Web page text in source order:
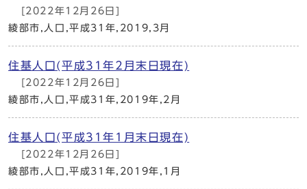
[2022年12月26日]
綾部市,人口,平成31年,2019,3月
住基人口(平成31年2月末日現在)
[2022年12月26日]
綾部市,人口,平成31年,2019年,2月
住基人口(平成31年1月末日現在)
[2022年12月26日]
綾部市,人口,平成31年,2019年,1月